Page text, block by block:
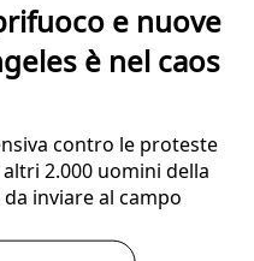
e nuove
è nel caos
contro le proteste
2.000 uomini della
inviare al campo